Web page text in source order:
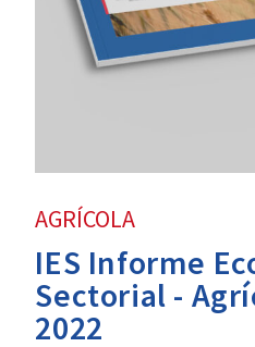
AGRÍCOLA
IES Informe
Sectorial -
2022